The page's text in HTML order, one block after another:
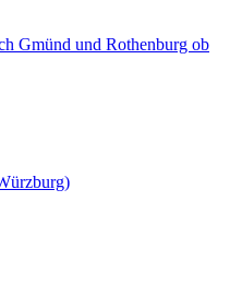
Gmünd und Rothenburg ob